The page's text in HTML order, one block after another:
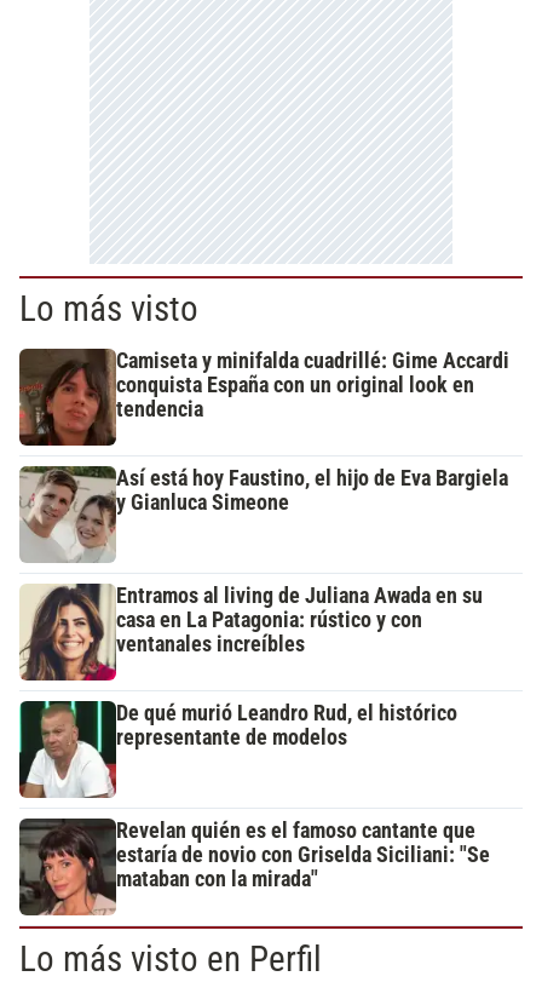
Lo más visto
Camiseta y minifalda cuadrillé: Gime Accardi
conquista España con un original look en
tendencia
Así está hoy Faustino, el hijo de Eva Bargiela
y Gianluca Simeone
Entramos al living de Juliana Awada en su
casa en La Patagonia: rústico y con
ventanales increíbles
De qué murió Leandro Rud, el histórico
representante de modelos
Revelan quién es el famoso cantante que
estaría de novio con Griselda Siciliani: "Se
mataban con la mirada"
Lo más visto en Perfil